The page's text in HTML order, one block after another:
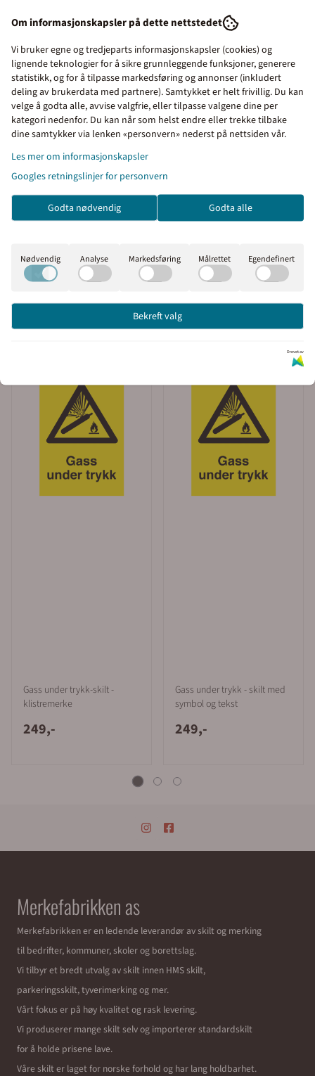
Sentralbord:64 80 90 50
e-post:post@merkefabrikken.no
Kunder kjøpte også
Gass under trykk-skilt -
klistremerke
249,-
Gass under trykk - skilt med
symbol og tekst
249,-
Merkefabrikken as
Merkefabrikken er en ledende leverandør av skilt og merking
til bedrifter, kommuner, skoler og borettslag.
Vi tilbyr et bredt utvalg av skilt innen HMS skilt,
parkeringsskilt, tyverimerking og mer.
Vårt fokus er på høy kvalitet og rask levering.
Vi produserer mange skilt selv og importerer standardskilt
for å holde prisene lave.
Våre skilt er laget for norske forhold og har lang holdbarhet.
Priser inkl. eller ekskl.
mva
I denne butikken kan du
velge om du vil se prisene
med eller uten moms.
Om informasjonskapsler på dette nettstedet
Vi bruker egne og tredjeparts informasjonskapsler (cookies) og
lignende teknologier for å sikre grunnleggende funksjoner, generere
statistikk, og for å tilpasse markedsføring og annonser (inkludert
deling av brukerdata med partnere). Samtykket er helt frivillig. Du kan
velge å godta alle, avvise valgfrie, eller tilpasse valgene dine per
kategori nedenfor. Du kan når som helst endre eller trekke tilbake
dine samtykker via lenken «personvern» nederst på nettsiden vår.
Les mer om informasjonskapsler
Googles retningslinjer for personvern
Godta nødvendig Godta alle
Nødvendig Analyse Markedsføring Målrettet Egendefinert
Bekreft valg
Drevet av